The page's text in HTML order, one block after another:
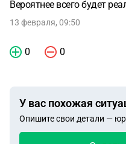
Вероятнее всего будет
13 февраля, 09:50
0 0
У вас похожая
Опишите свои детали —